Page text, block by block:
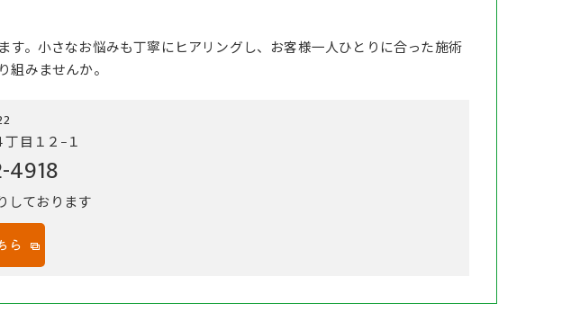
。小さなお悩みも丁寧にヒアリングし、お客様一人ひとりに合った施術
みませんか。
目１２−１
4918
しております
ら